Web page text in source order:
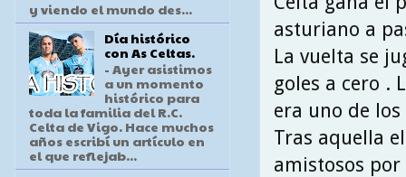
asturiano a
La vuelta se
goles a cero .
era uno de
Tras aquella
amistosos
y viendo el mundo des...
Día histórico
con As Celtas.
- Ayer asistimos
a un momento
histórico para
toda la familia del R.C.
Celta de Vigo. Hace muchos
años escribí un artículo en
el que reflejab...